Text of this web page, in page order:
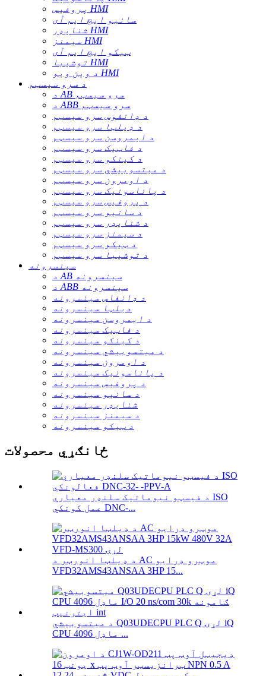
پروفیس HMI
سانیو ایچ ایم آی
شنایډر HMI
سیمنز HMI
ټیکو ایچ ایم آی
توشیبا HMI
د وین ویو HMI
د سرو سیسټم
د AB سرو سیسټم
د ABB سرو سیسټم
د ډانفوس سرو سیسټم
د ډیلټا سرو سیسټم
د ایمروسن سرو سیسټم
د فاټیک سرو سیسټم
د کینکو سرو سیسټم
د میتسوبیشي سرو سیسټم
د اومرون سرو سیسټم
د پاناسونیک سرو سیسټم
د پروفیس سرو سیسټم
د سانیو سرو سیسټم
د شنایډر سرو سیسټم
د سیمنز سرو سیسټم
د ټیکو سرو سیسټم
د توشیبا سرو سیسټم
سینسرونه
د AB سینسرونه
د ABB سینسرونه
د ډانفاس سینسرونه
دیلټا سینسرونه
د ایمروسن سینسرونه
د فاټیک سینسرونه
د کینکو سینسرونه
د میتسوبیشي سینسرونه
د اومرون سینسرونه
د پاناسونیک سینسرونه
د پروفیس سینسرونه
د سانیو سینسرونه
شنایډر سینسرونه
د سیمنز سینسرونه
د ټیکو سینسرونه
ځانګړي محصولات
د فیسټو نیوماتیک سلنډر معیاري ISO
عمل کونکي DNC-...
د ډیلټا انورټر د AC موټرو ډرایو
VFD32AMS43ANSAA 3HP 15...
د میتسوبیشي Q03UDECPU PLC Q لړۍ iQ
CPU ماډل 4096 ...